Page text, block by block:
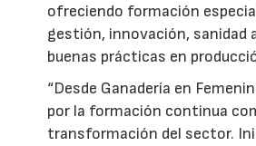
ofreciendo formación
gestión, innovación, sanidad
buenas prácticas en
“Desde Ganadería en
por la formación continua
transformación del sector.